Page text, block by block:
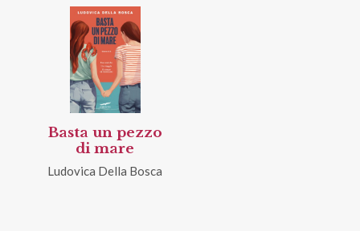
Basta un pezzo
di mare
Ludovica Della Bosca